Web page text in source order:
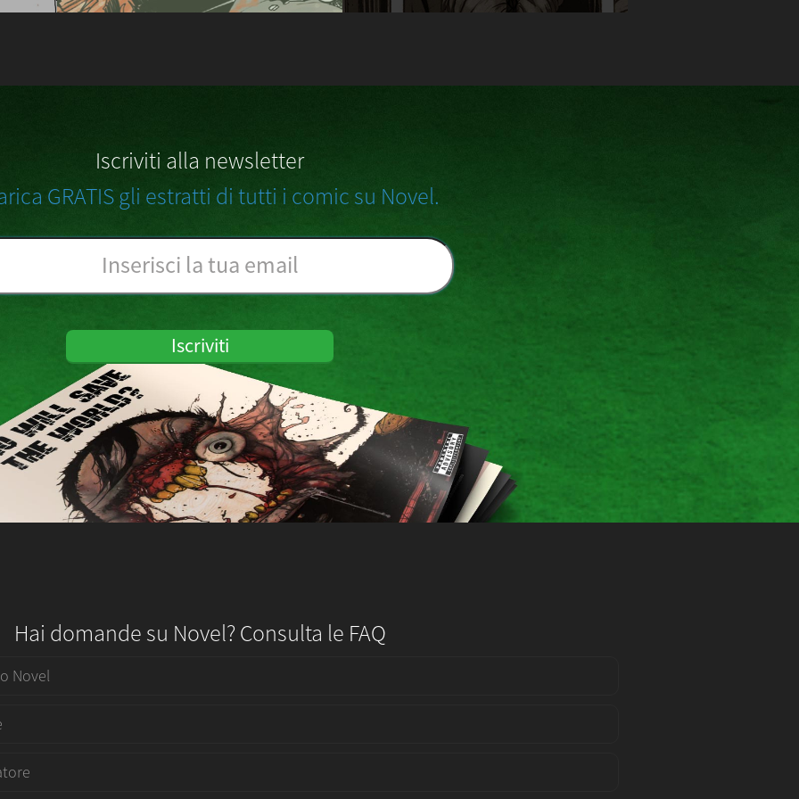
Iscriviti alla newsletter
GRATIS gli estratti di tutti i comic su Novel.
Iscriviti
Hai domande su Novel? Consulta le FAQ
Novel